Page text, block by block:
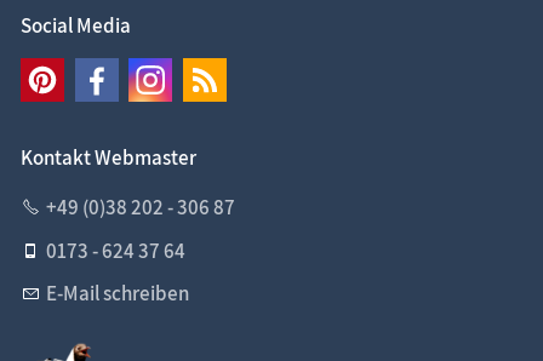
Social Media
Kontakt Webmaster
+49 (0)38 202 - 306 87
0173 - 624 37 64
E-Mail schreiben